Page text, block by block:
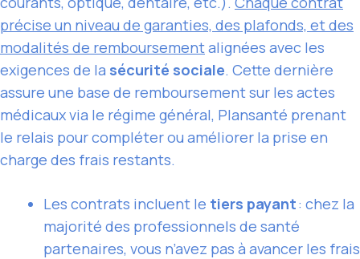
précise un niveau de garanties, des plafonds, et des
modalités de remboursementalignées avec les
exigences de la sécurité sociale. Cette dernière
assure une base de remboursement sur les actes
médicaux via le régime général, Plansanté prenant
le relais pour compléter ou améliorer la prise en
charge des frais restants.
Les contrats incluent le tiers payant: chez la
majorité des professionnels de santé
partenaires, vous n’avez pas à avancer les frais